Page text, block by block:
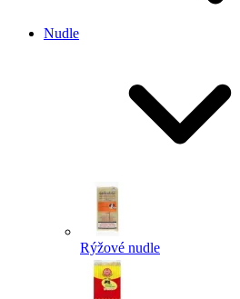
Nudle
Rýžové nudle